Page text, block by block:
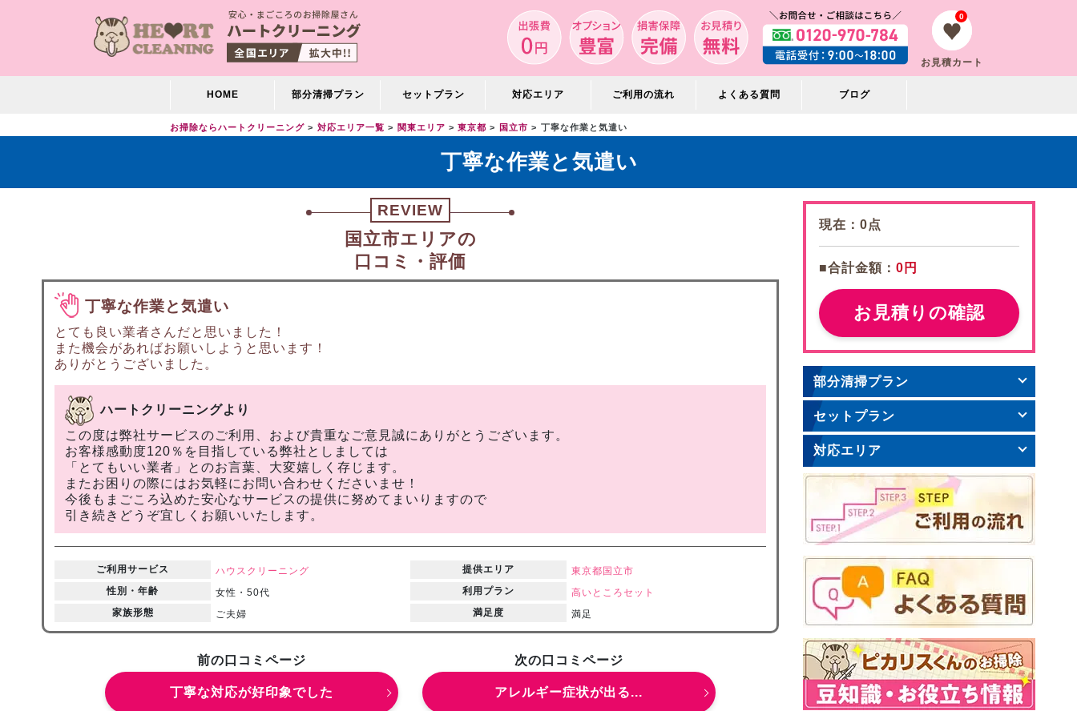
0
お見積カート
HOME 部分清掃プラン セットプラン 対応エリア ご利用の流れ よくある質問 ブログ
お掃除ならハートクリーニング 対応エリア一覧 関東エリア 東京都 国立市 丁寧な作業と気遣い
丁寧な作業と気遣い
REVIEW
国立市エリアの
口コミ・評価
丁寧な作業と気遣い
とても良い業者さんだと思いました！
また機会があればお願いしようと思います！
ありがとうございました。
ハートクリーニングより
この度は弊社サービスのご利用、および貴重なご意見誠にありがとうございます。
お客様感動度120％を目指している弊社としましては
「とてもいい業者」とのお言葉、大変嬉しく存じます。
またお困りの際にはお気軽にお問い合わせくださいませ！
今後もまごころ込めた安心なサービスの提供に努めてまいりますので
引き続きどうぞ宜しくお願いいたします。
ご利用サービス ハウスクリーニング 提供エリア 東京都 国立市
性別・年齢
女性・50代 利用プラン
高いところセット
家族形態
ご夫婦 満足度 満足
前の口コミページ
丁寧な対応が好印象でした
次の口コミページ
アレルギー症状が出る...
現在： 0点
■合計金額： 0円
お見積りの確認
部分清掃プラン
セットプラン
対応エリア